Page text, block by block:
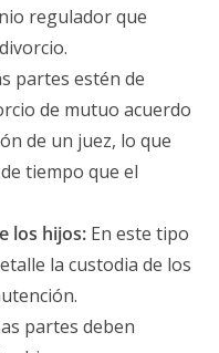
regulador que
partes estén de
de mutuo acuerdo
de un juez, lo que
tiempo que el
los hijos: En este tipo
la custodia de los
partes deben